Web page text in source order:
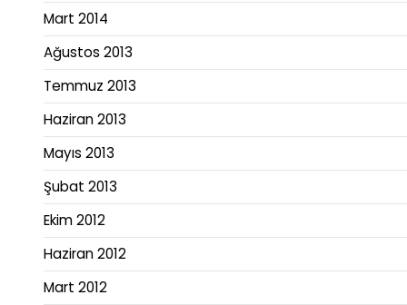
Mart 2014
Ağustos 2013
Temmuz 2013
Haziran 2013
Mayıs 2013
Şubat 2013
Ekim 2012
Haziran 2012
Mart 2012